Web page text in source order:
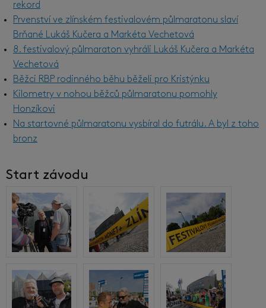
rekord
Prvenství ve zlínském festivalovém půlmaratonu slaví
Brňané Lukáš Kučera a Markéta Vechetová
8. festivalový půlmaraton vyhráli Lukáš Kučera a Markéta
Vechetová
Běžci RBP rodinného běhu běželi pro Kristýnku
Kilometry v nohou běžců půlmaratonu pomohly
Honzíkovi
Na startovné půlmaratonu vysbíral do futrálu. A byl z toho
bronz
Start závodu